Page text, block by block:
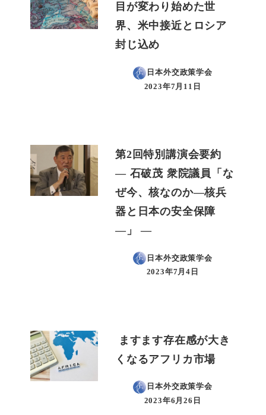
目が変わり始めた世
界、米中接近とロシア
封じ込め
日本外交政策学会
投稿日
2023年7月11日
第2回特別講演会要約
― 石破茂 衆院議員「な
ぜ今、核なのか―核兵
器と日本の安全保障
―」 ―
日本外交政策学会
投稿日
2023年7月4日
ますます存在感が大き
くなるアフリカ市場
日本外交政策学会
投稿日
2023年6月26日